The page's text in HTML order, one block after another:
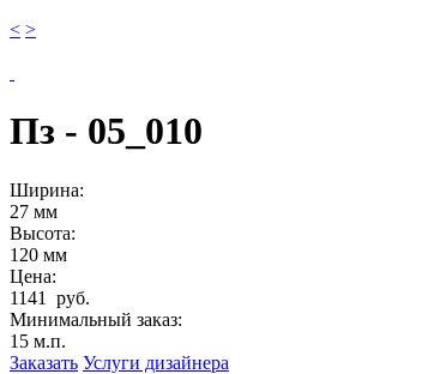
< >
Пз - 05_010
Ширина:
27 мм
Высота:
120 мм
Цена:
1141 руб.
Минимальный заказ:
15 м.п.
Заказать Услуги дизайнера